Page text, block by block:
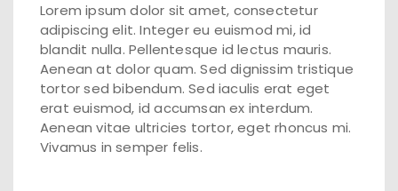
Lorem ipsum dolor sit amet, consectetur
adipiscing elit. Integer eu euismod mi, id
blandit nulla. Pellentesque id lectus mauris.
Aenean at dolor quam. Sed dignissim tristique
tortor sed bibendum. Sed iaculis erat eget
erat euismod, id accumsan ex interdum.
Aenean vitae ultricies tortor, eget rhoncus mi.
Vivamus in semper felis.